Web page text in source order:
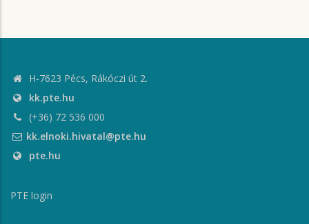
H-7623 Pécs, Rákóczi út 2.
kk.pte.hu
(+36) 72 536 000
kk.elnoki.hivatal@pte.hu
pte.hu
PTE login